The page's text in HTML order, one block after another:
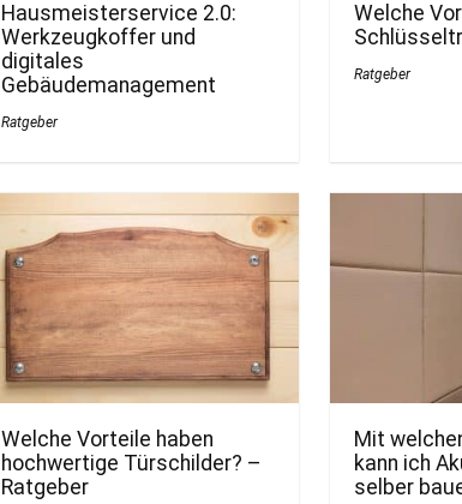
Hausmeisterservice 2.0:
Werkzeugkoffer und
digitales
Gebäudemanagement
Ratgeber
Welche
Ratgeber
Welche Vorteile haben
hochwertige Türschilder? –
Ratgeber
Mit
kann ich
selber